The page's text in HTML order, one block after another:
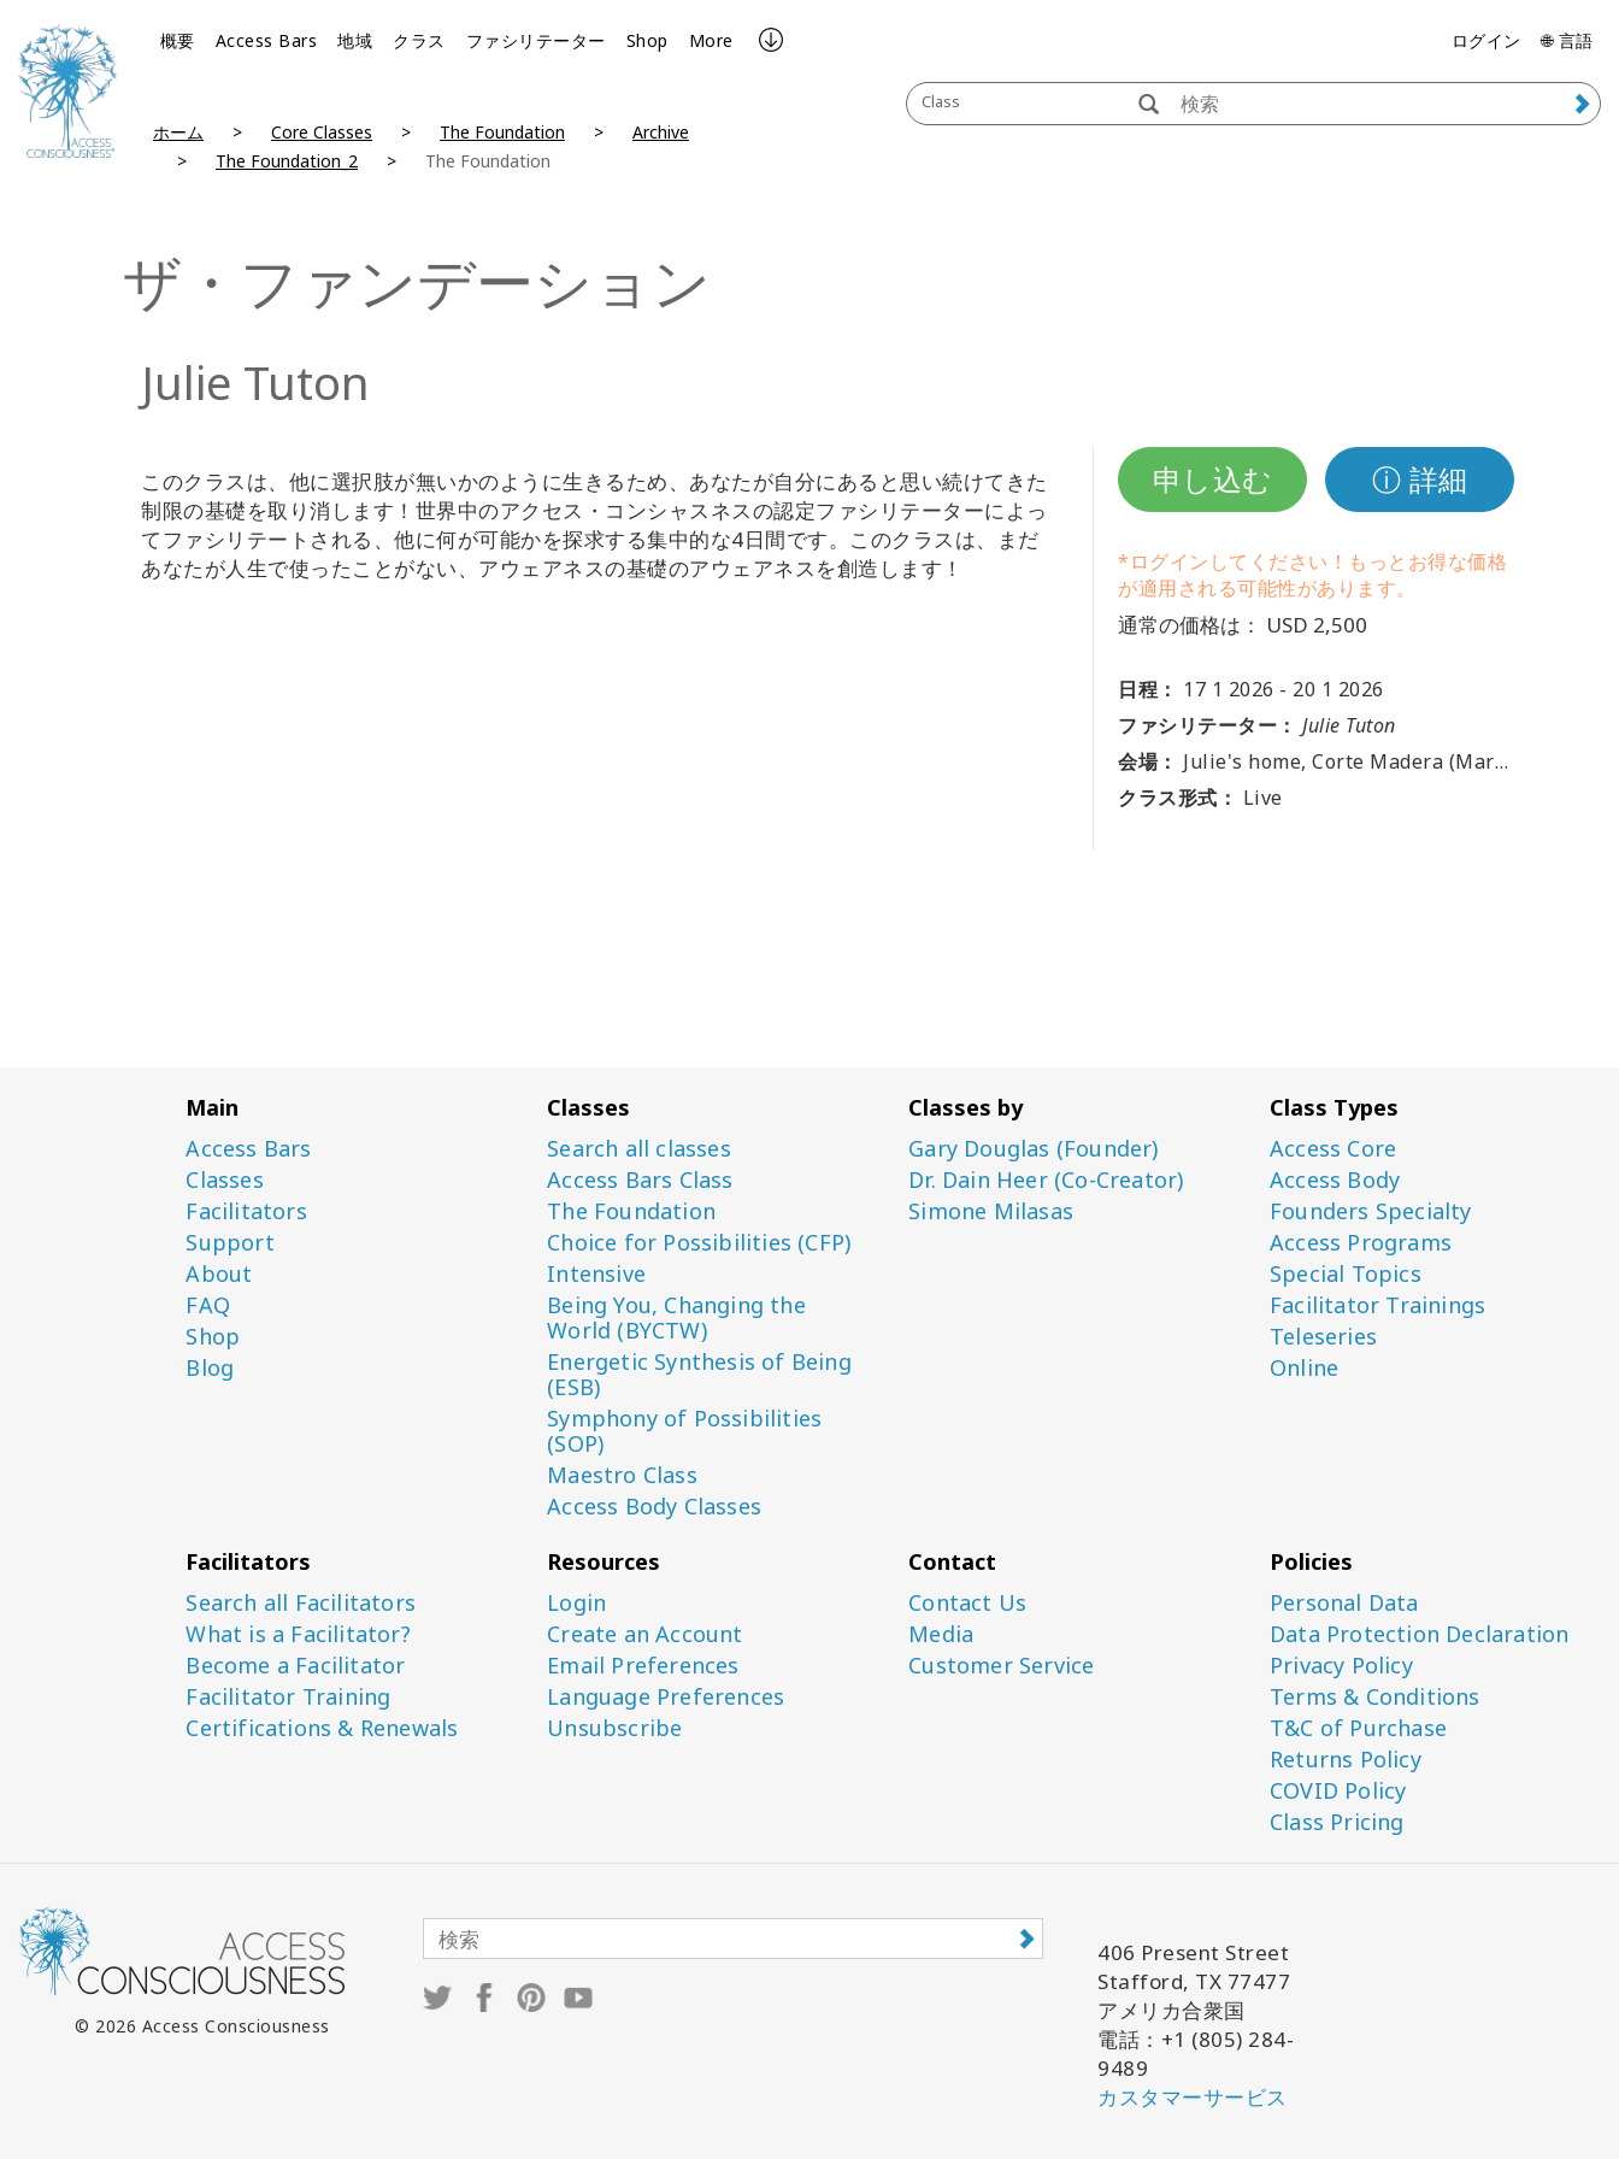
概要 Access Bars 地域 クラス ファシリテーター Shop More ログイン 🌐 言語
Class
ホーム Core Classes The Foundation
Archive
The Foundation_2
The Foundation
ザ・ファンデーション
Julie Tuton
このクラスは、他に選択肢が無いかのように生きるため、あなたが自分にあると思い続けてきた
制限の基礎を取り消します！世界中のアクセス・コンシャスネスの認定ファシリテーターによっ
てファシリテートされる、他に何が可能かを探求する集中的な4日間です。このクラスは、まだ
あなたが人生で使ったことがない、アウェアネスの基礎のアウェアネスを創造します！
申し込む ⓘ 詳細
*ログインしてください！もっとお得な価格
が適用される可能性があります。
通常の価格は： USD 2,500
日程： 17 1 2026 - 20 1 2026
ファシリテーター： Julie Tuton
会場： Julie's home, Corte Madera (Marin), US
クラス形式： Live
Main
Access Bars
Classes
Facilitators
Support
About
FAQ
Shop
Blog
Classes
Search all classes
Access Bars Class
The Foundation
Choice for Possibilities (CFP)
Intensive
Being You, Changing the
World (BYCTW)
Energetic Synthesis of Being
(ESB)
Symphony of Possibilities
(SOP)
Maestro Class
Access Body Classes
Classes by
Gary Douglas (Founder)
Dr. Dain Heer (Co-Creator)
Simone Milasas
Class Types
Access Core
Access Body
Founders Specialty
Access Programs
Special Topics
Facilitator Trainings
Teleseries
Online
Facilitators
Search all Facilitators
What is a Facilitator?
Become a Facilitator
Facilitator Training
Certifications & Renewals
Resources
Login
Create an Account
Email Preferences
Language Preferences
Unsubscribe
Contact
Contact Us
Media
Customer Service
Policies
Personal Data
Data Protection Declaration
Privacy Policy
Terms & Conditions
T&C of Purchase
Returns Policy
COVID Policy
Class Pricing
© 2026 Access Consciousness
406 Present Street
Stafford, TX 77477
アメリカ合衆国
電話：+1 (805) 284-
9489
カスタマーサービス